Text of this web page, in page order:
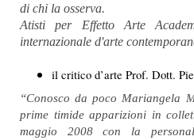
di chi la osserva.
Atisti per Effetto Arte
internazionale d'arte
il critico d’arte Prof. Dott.
“Conosco da poco Mariangela
prime timide apparizioni in
maggio 2008 con la